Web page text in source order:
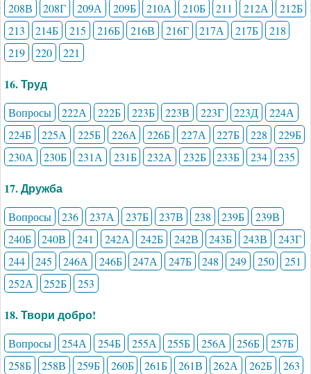
208В
208Г 209А 209Б 210А 210Б 211 212А
212Б
213
214Б 215 216Б 216В 216Г 217А 217Б
218
219
220 221
16. Труд
Вопросы 222А 222Б 223Б 223В 223Г 223Д
224А
224Б
225А 225Б 226А 226Б 227А 227Б 228
229Б
230А
230Б 231А 231Б 232А 232Б 233Б 234 235
17. Дружба
Вопросы 236 237А 237Б 237В 238 239Б
239В
240Б
240В 241 242А 242Б 242В 243Б 243В
243Г
244
245 246А 246Б 247А 247Б 248 249 250
251
252А
252Б 253
18. Твори добро!
Вопросы 254А 254Б 255А 255Б 256А 256Б
257Б
258Б
258В 259Б 260Б 261Б 261В 262А 262Б 263